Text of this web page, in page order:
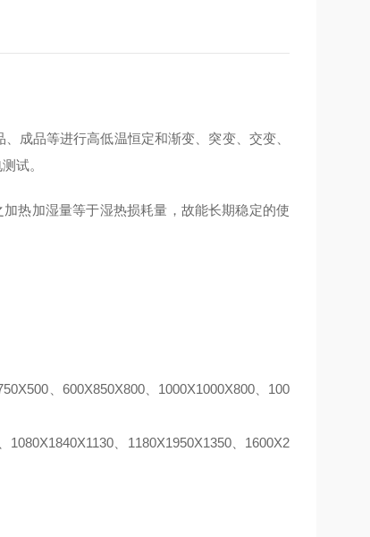
成品等进行高低温恒定和渐变、突变、交变、
试。
热加湿量等于湿热损耗量，故能长期稳定的使
、600X850X800、1000X1000X800、100
、1180X1950X1350、1600X2